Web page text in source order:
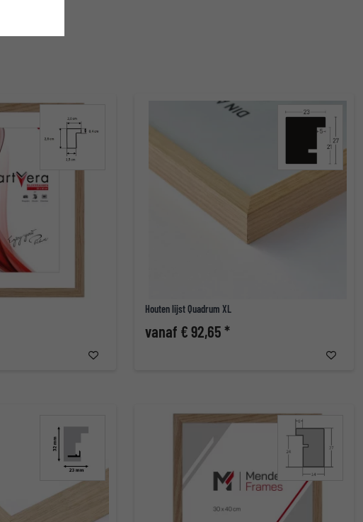
Houten lijst Quadrum XL
vanaf € 92,65 *